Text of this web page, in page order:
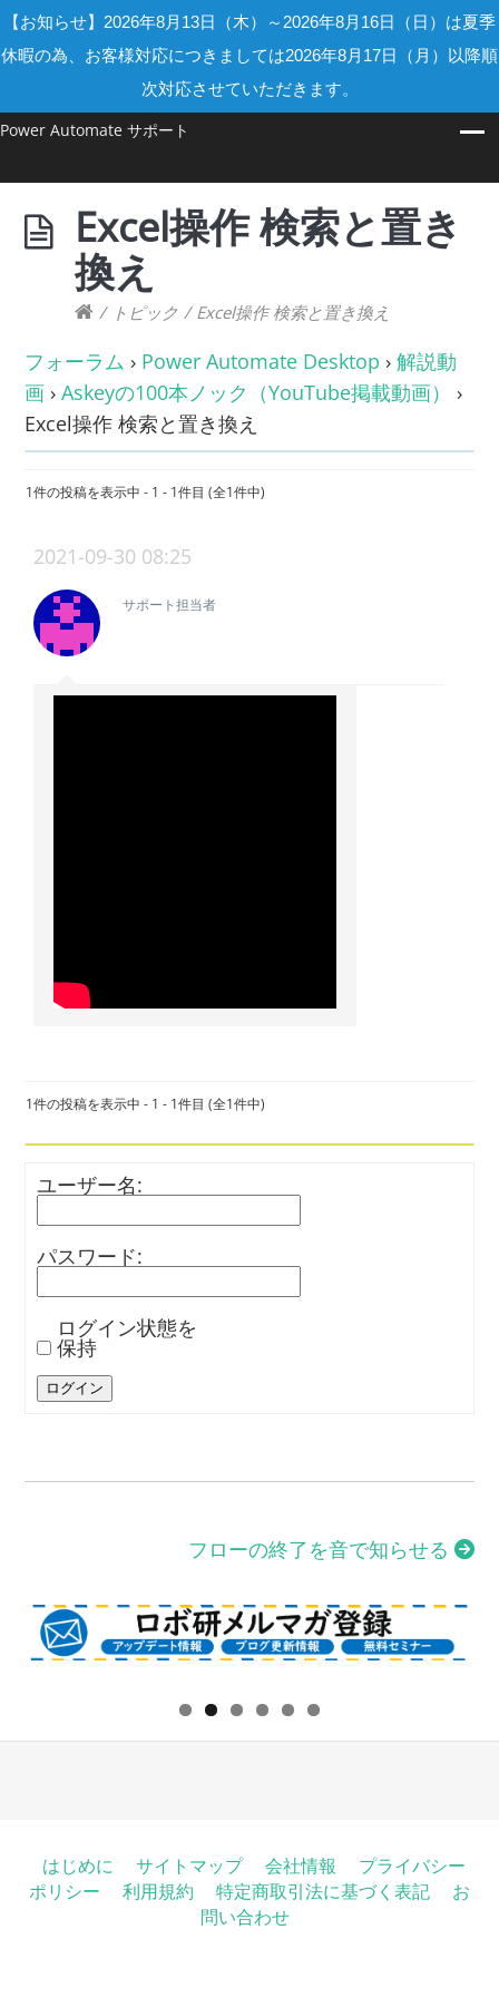
【お知らせ】2026年8月13日（木）～2026年8月16日（日）は夏季
休暇の為、お客様対応につきましては2026年8月17日（月）以降順
次対応させていただきます。
Power Automate サポート
Excel操作 検索と置き
換え
/ トピック / Excel操作 検索と置き換え
フォーラム › Power Automate Desktop › 解説動
画 › Askeyの100本ノック（YouTube掲載動画）
›
Excel操作 検索と置き換え
1件の投稿を表示中 - 1 - 1件目 (全1件中)
2021-09-30 08:25
サポート担当者
1件の投稿を表示中 - 1 - 1件目 (全1件中)
ユーザー名:
パスワード:
ログイン状態を
保持
ログイン
ビ
ゲ
ョ
フローの終了を音で知らせる
はじめに サイトマップ 会社情報
プライバシー
ポリシー
利用規約 特定商取引法に基づく表記
お
問い合わせ